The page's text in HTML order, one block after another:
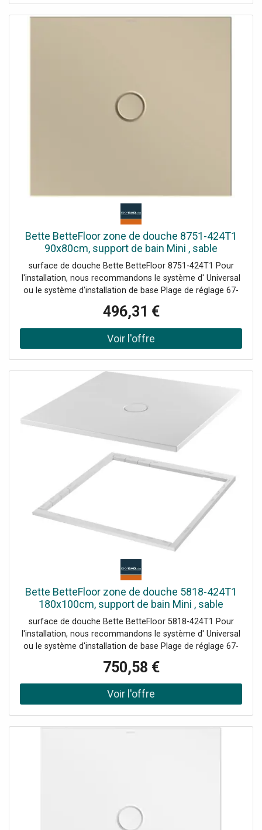
Bette BetteFloor zone de douche 8751-424T1
90x80cm, support de bain Mini , sable
surface de douche Bette BetteFloor 8751-424T1 Pour
l'installation, nous recommandons le système d' Universal
ou le système d'installation de base Plage de réglage 67-
réglage 80-200 mm avec tapis anti-drones insonorisants
496,31 €
Bette BetteFloor zone de douche 5818-424T1
180x100cm, support de bain Mini , sable
surface de douche Bette BetteFloor 5818-424T1 Pour
l'installation, nous recommandons le système d' Universal
ou le système d'installation de base Plage de réglage 67-
réglage 80-200 mm avec tapis anti-drones insonorisants
750,58 €